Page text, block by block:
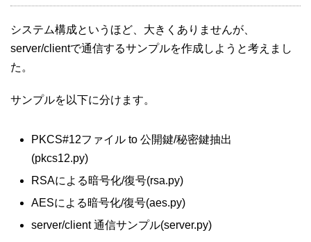
システム構成というほど、大きくありませんが、
server/clientで通信するサンプルを作成しようと考えまし
た。
サンプルを以下に分けます。
PKCS#12ファイル to 公開鍵/秘密鍵抽出
(pkcs12.py)
RSAによる暗号化/復号(rsa.py)
AESによる暗号化/復号(aes.py)
server/client 通信サンプル(server.py)